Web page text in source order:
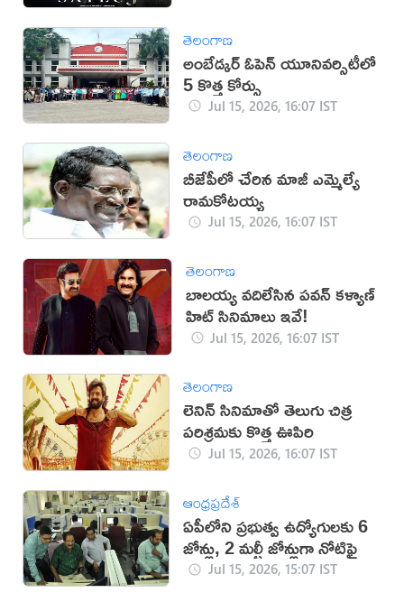
తెలంగాణ
అంబేడ్కర్‌ ఓపెన్‌ యూనివర్సిటీలో
5 కొత్త కోర్సు
Jul 15, 2026, 16:07 IST
తెలంగాణ
బీజేపీలో చేరిన మాజీ ఎమ్మెల్యే
రామకోటయ్య
Jul 15, 2026, 16:07 IST
తెలంగాణ
బాలయ్య వదిలేసిన పవన్ కళ్యాణ్
హిట్ సినిమాలు ఇవే!
Jul 15, 2026, 16:07 IST
తెలంగాణ
లెనిన్ సినిమాతో తెలుగు చిత్ర
పరిశ్రమకు కొత్త ఊపిరి
Jul 15, 2026, 16:07 IST
ఆంధ్రప్రదేశ్
ఏపీలోని ప్రభుత్వ ఉద్యోగులకు 6
జోన్లు, 2 మల్టీ జోన్లుగా నోటిఫై
Jul 15, 2026, 15:07 IST